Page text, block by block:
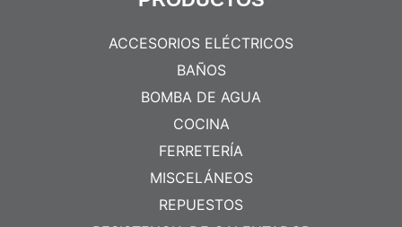
ACCESORIOS ELÉCTRICOS
BAÑOS
BOMBA DE AGUA
COCINA
FERRETERÍA
MISCELÁNEOS
REPUESTOS